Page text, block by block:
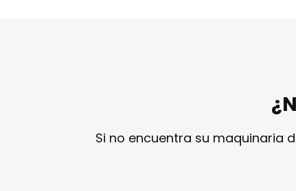
Si no encuentra su maquinaria